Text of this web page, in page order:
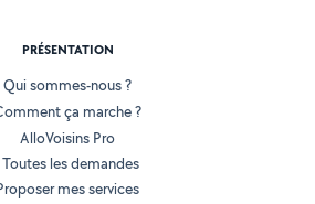
PRÉSENTATION
Qui sommes-nous ?
ça marche ?
AlloVoisins Pro
Toutes les demandes
mes services